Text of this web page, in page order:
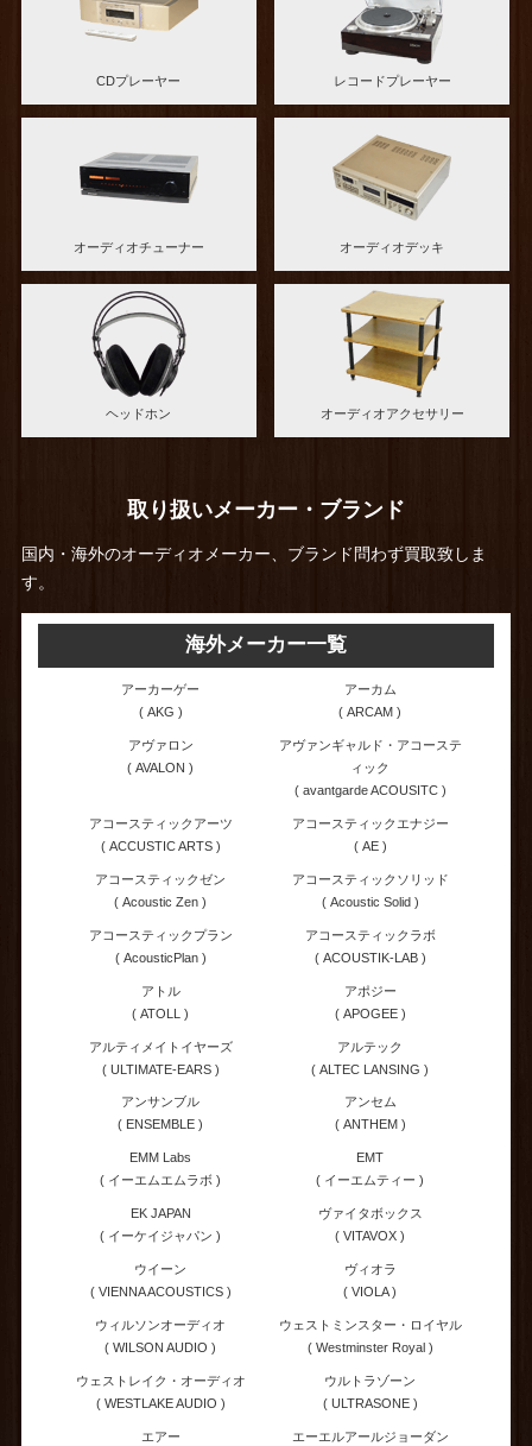
CDプレーヤー レコードプレーヤー
オーディオチューナー オーディオデッキ
ヘッドホン オーディオアクセサリー
取り扱いメーカー・ブランド
国内・海外のオーディオメーカー、ブランド問わず買取致しま
す。
海外メーカー一覧
アーカーゲー
( AKG )
アーカム
( ARCAM )
アヴァロン
( AVALON )
アヴァンギャルド・アコーステ
ィック
( avantgarde ACOUSITC )
アコースティックアーツ
( ACCUSTIC ARTS )
アコースティックエナジー
( AE )
アコースティックゼン
( Acoustic Zen )
アコースティックソリッド
( Acoustic Solid )
アコースティックプラン
( AcousticPlan )
アコースティックラボ
( ACOUSTIK-LAB )
アトル
( ATOLL )
アポジー
( APOGEE )
アルティメイトイヤーズ
( ULTIMATE-EARS )
アルテック
( ALTEC LANSING )
アンサンブル
( ENSEMBLE )
アンセム
( ANTHEM )
EMM Labs
( イーエムエムラボ )
EMT
( イーエムティー )
EK JAPAN
( イーケイジャパン )
ヴァイタボックス
( VITAVOX )
ウイーン
( VIENNA ACOUSTICS )
ヴィオラ
( VIOLA )
ウィルソンオーディオ
( WILSON AUDIO )
ウェストミンスター・ロイヤル
( Westminster Royal )
ウェストレイク・オーディオ
( WESTLAKE AUDIO )
ウルトラゾーン
( ULTRASONE )
エアー
エーエルアールジョーダン